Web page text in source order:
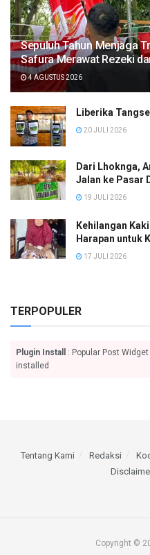
Sepuluh Tahun Menjaga
Safura Merawat Rezeki
4 AGUSTUS 2026
Liberika
20 JULI 2026
Dari Lhoknga,
Jalan ke Pasar
19 JULI 2026
Kehilangan
Harapan untuk
17 JULI 2026
TERPOPULER
Plugin Install
: Popular Post
installed
Tentang Kami Redaksi
Copyright ©